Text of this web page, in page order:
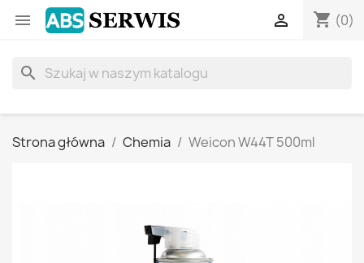
 shopping_cart (0)

search
Strona główna Chemia Weicon W44T 500ml